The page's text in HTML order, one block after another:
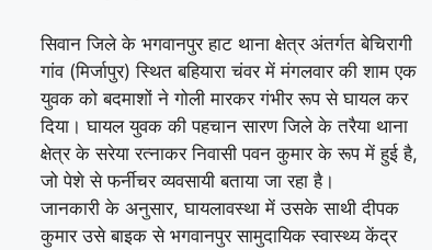
सिवान जिले के भगवानपुर हाट थाना क्षेत्र अंतर्गत बेचिरागी
गांव (मिर्जापुर) स्थित बहियारा चंवर में मंगलवार की शाम एक
युवक को बदमाशों ने गोली मारकर गंभीर रूप से घायल कर
दिया। घायल युवक की पहचान सारण जिले के तरैया थाना
क्षेत्र के सरेया रत्नाकर निवासी पवन कुमार के रूप में हुई है,
जो पेशे से फर्नीचर व्यवसायी बताया जा रहा है।
जानकारी के अनुसार, घायलावस्था में उसके साथी दीपक
कुमार उसे बाइक से भगवानपुर सामुदायिक स्वास्थ्य केंद्र